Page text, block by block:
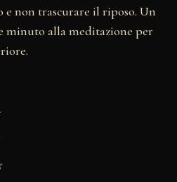
non trascurare il riposo. Un
minuto alla meditazione per